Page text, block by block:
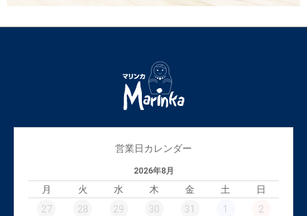
営業日カレンダー
2026年8月
月 火 水 木 金 土
日
27
28 29 30 31 1
2